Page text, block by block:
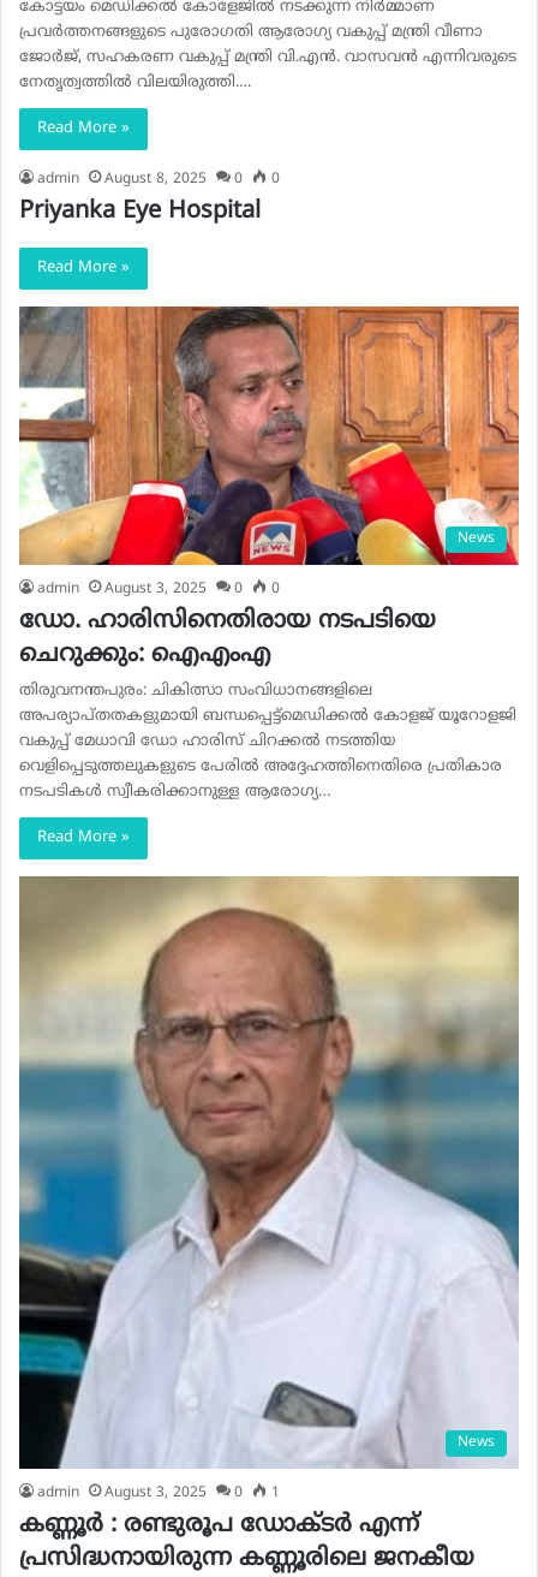
കോട്ടയം മെഡിക്കൽ കോളേജിൽ നടക്കുന്ന നിർമ്മാണ
പ്രവർത്തനങ്ങളുടെ പുരോഗതി ആരോഗ്യ വകുപ്പ് മന്ത്രി വീണാ
ജോർജ്, സഹകരണ വകുപ്പ് മന്ത്രി വി.എൻ. വാസവൻ എന്നിവരുടെ
നേതൃത്വത്തിൽ വിലയിരുത്തി.…
Read More »
admin August 8, 2025 0 0
Priyanka Eye Hospital
Read More »
News
admin August 3, 2025 0 0
ഡോ. ഹാരിസിനെതിരായ നടപടിയെ
ചെറുക്കും: ഐഎംഎ
തിരുവനന്തപുരം: ചികിത്സാ സംവിധാനങ്ങളിലെ
അപര്യാപ്തതകളുമായി ബന്ധപ്പെട്ട്മെഡിക്കൽ കോളജ് യൂറോളജി
വകുപ്പ് മേധാവി ഡോ ഹാരിസ് ചിറക്കൽ നടത്തിയ
വെളിപ്പെടുത്തലുകളുടെ പേരിൽ അദ്ദേഹത്തിനെതിരെ പ്രതികാര
നടപടികൾ സ്വീകരിക്കാനുള്ള ആരോഗ്യ…
Read More »
News
admin August 3, 2025 0 1
കണ്ണൂർ : രണ്ടുരൂപ ഡോക്ടർ എന്ന്
പ്രസിദ്ധനായിരുന്ന കണ്ണൂരിലെ ജനകീയ